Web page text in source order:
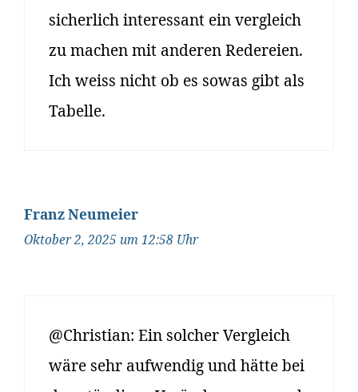
sicherlich interessant ein vergleich
zu machen mit anderen Redereien.
Ich weiss nicht ob es sowas gibt als
Tabelle.
Franz Neumeier
Oktober 2, 2025 um 12:58 Uhr
@Christian: Ein solcher Vergleich
wäre sehr aufwendig und hätte bei